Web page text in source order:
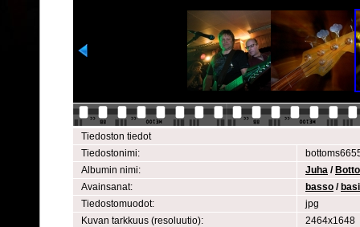
Tiedoston tiedot
Tiedostonimi:
Albumin nimi:
Juha /
Avainsanat:
basso /
Tiedostomuodot:
jpg
Kuvan tarkkuus (resoluutio):
2464x1648